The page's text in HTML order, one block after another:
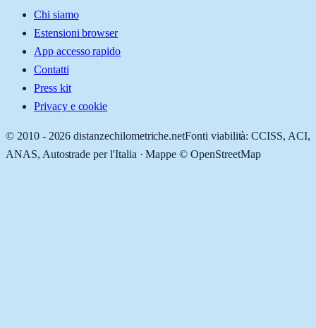
Chi siamo
Estensioni browser
App accesso rapido
Contatti
Press kit
Privacy e cookie
© 2010 - 2026 distanzechilometriche.netFonti viabilità: CCISS, ACI,
ANAS, Autostrade per l'Italia · Mappe © OpenStreetMap